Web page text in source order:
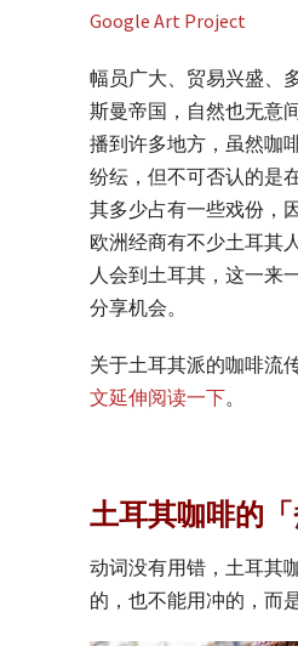
幅员广大、贸易兴盛、
斯曼帝国，自然也无意
播到许多地方，虽然咖
纷纭，但不可否认的是
其多少占有一些戏份，
欧洲经商有不少土耳其
人会到土耳其，这一来
分享机会。
关于土耳其派的咖啡流
文延伸阅读一下。
土耳其咖啡的「
动词没有用错，土耳其
的，也不能用冲的，而